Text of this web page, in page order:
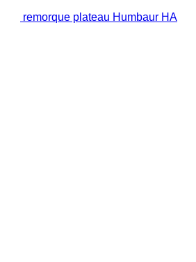
remorque plateau Humbaur HA